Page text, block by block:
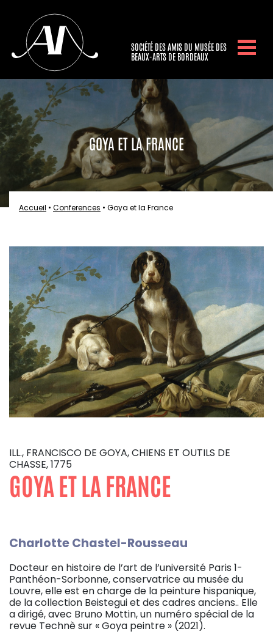
SOCIÉTÉ DES AMIS DU MUSÉE DES
BEAUX-ARTS DE BORDEAUX
GOYA ET LA FRANCE
Accueil • Conferences • Goya et la France
ILL., FRANCISCO DE GOYA, CHIENS ET OUTILS DE
CHASSE, 1775
GOYA ET LA FRANCE
Charlotte Chastel-Rousseau
Docteur en histoire de l’art de l’université Paris 1-
Panthéon-Sorbonne, conservatrice au musée du
Louvre, elle est en charge de la peinture hispanique,
de la collection Beistegui et des cadres anciens.. Elle
a dirigé, avec Bruno Mottin, un numéro spécial de la
revue Technè sur « Goya peintre » (2021).